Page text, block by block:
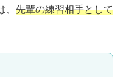
先輩の練習相手として